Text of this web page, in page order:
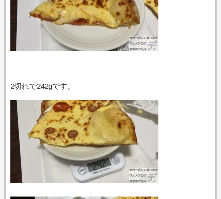
2切れで242gです。